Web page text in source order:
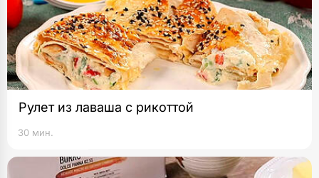
Рулет из лаваша с рикоттой
30 мин.